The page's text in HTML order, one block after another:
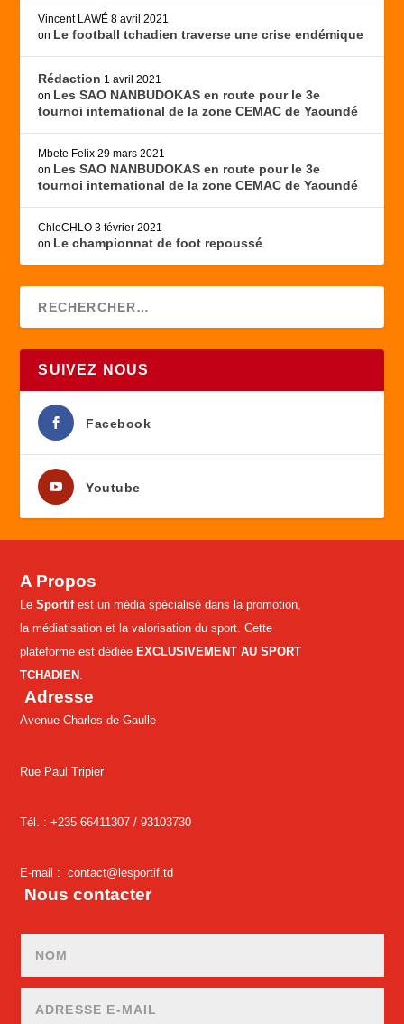
Vincent LAWÉ 8 avril 2021
on Le football tchadien traverse une crise endémique
Rédaction 1 avril 2021
on Les SAO NANBUDOKAS en route pour le 3e
tournoi international de la zone CEMAC de Yaoundé
Mbete Felix 29 mars 2021
on Les SAO NANBUDOKAS en route pour le 3e
tournoi international de la zone CEMAC de Yaoundé
ChloCHLO 3 février 2021
on Le championnat de foot repoussé
SUIVEZ NOUS
Facebook
Youtube
A Propos
LeSportifest un média spécialisé dans la promotion,
la médiatisation et la valorisation du sport. Cette
plateforme est dédiée EXCLUSIVEMENT AU SPORT
TCHADIEN .
Adresse
Avenue Charles de Gaulle
Rue Paul Tripier
Tél. : +235 66411307 /93103730
E-mail :contact@lesportif.td
Nous contacter